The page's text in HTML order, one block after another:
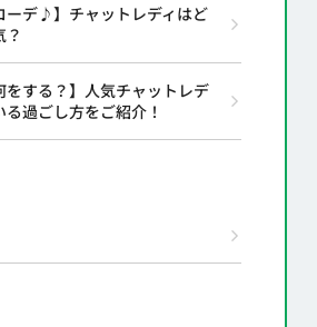
ーデ♪】チャットレディはど
？
をする？】人気チャットレデ
過ごし方をご紹介！